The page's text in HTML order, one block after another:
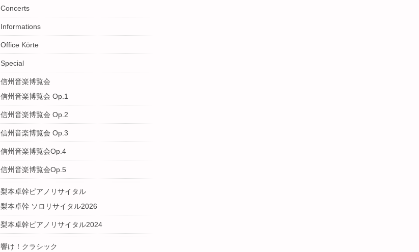
Concerts
Informations
Office Körte
Special
信州音楽博覧会
信州音楽博覧会 Op.1
信州音楽博覧会 Op.2
信州音楽博覧会 Op.3
信州音楽博覧会Op.4
信州音楽博覧会Op.5
梨本卓幹ピアノリサイタル
梨本卓幹 ソロリサイタル2026
梨本卓幹ピアノリサイタル2024
響け！クラシック